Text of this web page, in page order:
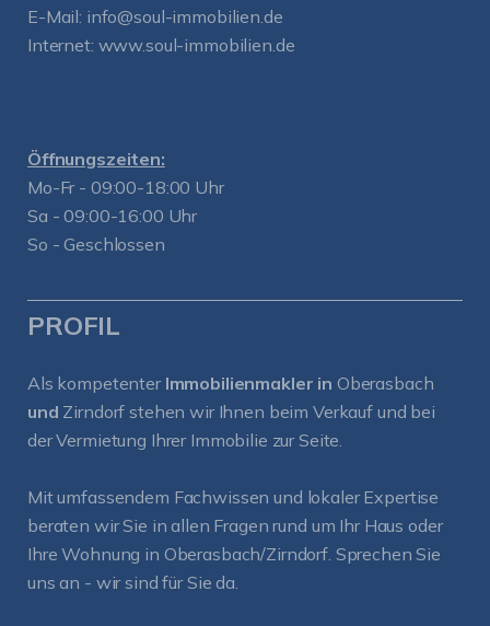
E-Mail: info@soul-immobilien.de
Internet: www.soul-immobilien.de
Öffnungszeiten:
Mo-Fr - 09:00-18:00 Uhr
Sa - 09:00-16:00 Uhr
So - Geschlossen
PROFIL
Als kompetenter Immobilienmakler in Oberasbach
und Zirndorf stehen wir Ihnen beim Verkauf und bei
der Vermietung Ihrer Immobilie zur Seite.
Mit umfassendem Fachwissen und lokaler Expertise
beraten wir Sie in allen Fragen rund um Ihr Haus oder
Ihre Wohnung in Oberasbach/Zirndorf. Sprechen Sie
uns an - wir sind für Sie da.